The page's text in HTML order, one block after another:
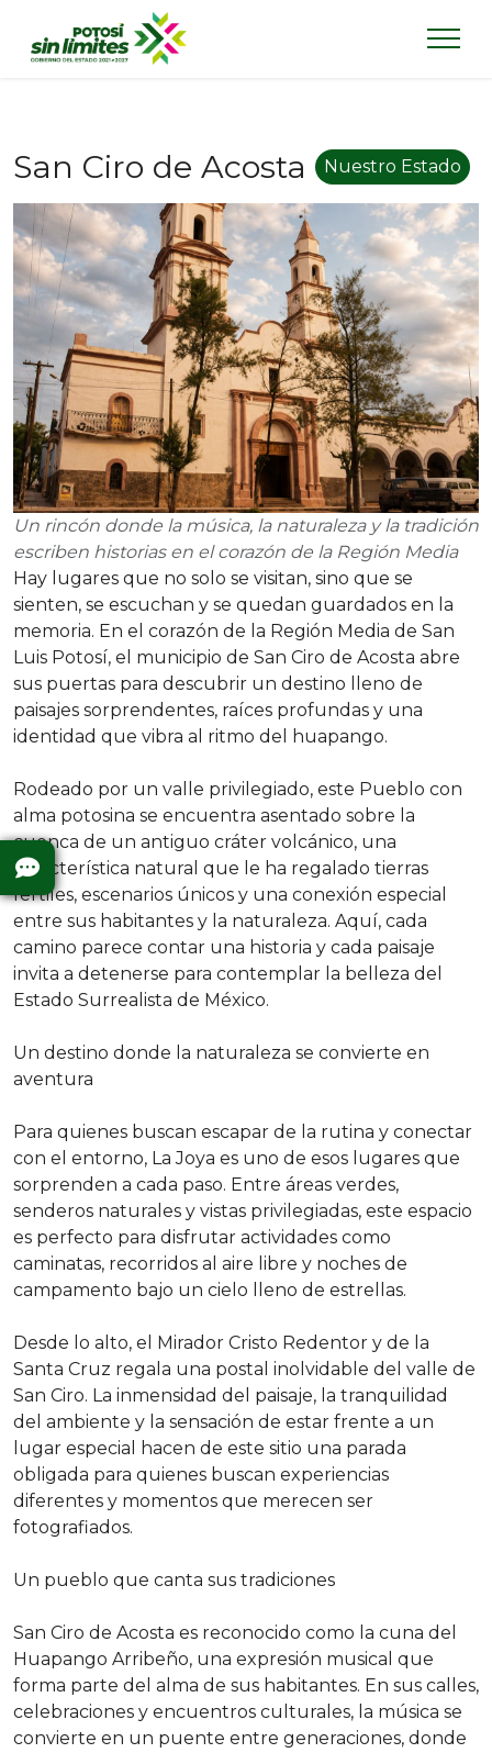
San Ciro de Acosta Nuestro Estado
Un rincón donde la música, la naturaleza y la tradición
escriben historias en el corazón de la Región Media
Hay lugares que no solo se visitan, sino que se
sienten, se escuchan y se quedan guardados en la
memoria. En el corazón de la Región Media de San
Luis Potosí, el municipio de San Ciro de Acosta abre
sus puertas para descubrir un destino lleno de
paisajes sorprendentes, raíces profundas y una
identidad que vibra al ritmo del huapango.
Rodeado por un valle privilegiado, este Pueblo con
alma potosina se encuentra asentado sobre la
cuenca de un antiguo cráter volcánico, una
característica natural que le ha regalado tierras
fértiles, escenarios únicos y una conexión especial
entre sus habitantes y la naturaleza. Aquí, cada
camino parece contar una historia y cada paisaje
invita a detenerse para contemplar la belleza del
Estado Surrealista de México.
Un destino donde la naturaleza se convierte en
aventura
Para quienes buscan escapar de la rutina y conectar
con el entorno, La Joya es uno de esos lugares que
sorprenden a cada paso. Entre áreas verdes,
senderos naturales y vistas privilegiadas, este espacio
es perfecto para disfrutar actividades como
caminatas, recorridos al aire libre y noches de
campamento bajo un cielo lleno de estrellas.
Desde lo alto, el Mirador Cristo Redentor y de la
Santa Cruz regala una postal inolvidable del valle de
San Ciro. La inmensidad del paisaje, la tranquilidad
del ambiente y la sensación de estar frente a un
lugar especial hacen de este sitio una parada
obligada para quienes buscan experiencias
diferentes y momentos que merecen ser
fotografiados.
Un pueblo que canta sus tradiciones
San Ciro de Acosta es reconocido como la cuna del
Huapango Arribeño, una expresión musical que
forma parte del alma de sus habitantes. En sus calles,
celebraciones y encuentros culturales, la música se
convierte en un puente entre generaciones, donde